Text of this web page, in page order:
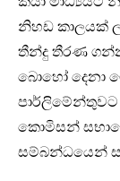
නිහඩ කාලයක්
තීන්දු තීරණ
බොහෝ දෙනා
කොමිසන්
සම්බන්ධයෙන්